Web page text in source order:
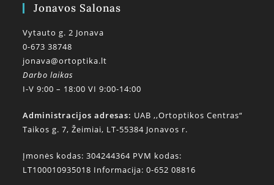
Jonavos Salonas
Vytauto g. 2 Jonava
0-673 38748
jonava@ortoptika.lt
Darbo laikas
I-V 9:00 – 18:00 VI 9:00-14:00
Administracijos adresas: UAB ,,Ortoptikos Centras“
Taikos g. 7, Žeimiai, LT-55384 Jonavos r.
Įmonės kodas: 304244364 PVM kodas:
LT100010935018 Informacija: 0-652 08816